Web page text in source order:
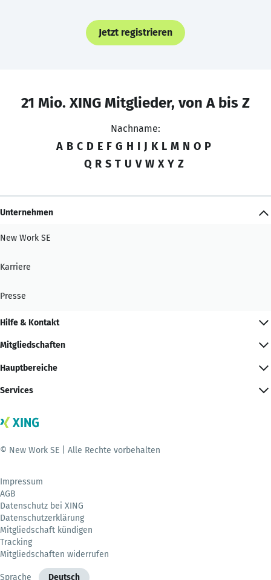
Jetzt registrieren
21 Mio. XING Mitglieder, von A bis Z
Nachname:
A B C D E F G H I J K L M N O P
Q R S T U V W X Y Z
Unternehmen
New Work SE
Karriere
Presse
Hilfe & Kontakt
Mitgliedschaften
Hauptbereiche
Services
© New Work SE | Alle Rechte vorbehalten
Impressum
AGB
Datenschutz bei XING
Datenschutzerklärung
Mitgliedschaft kündigen
Tracking
Mitgliedschaften widerrufen
Sprache Deutsch